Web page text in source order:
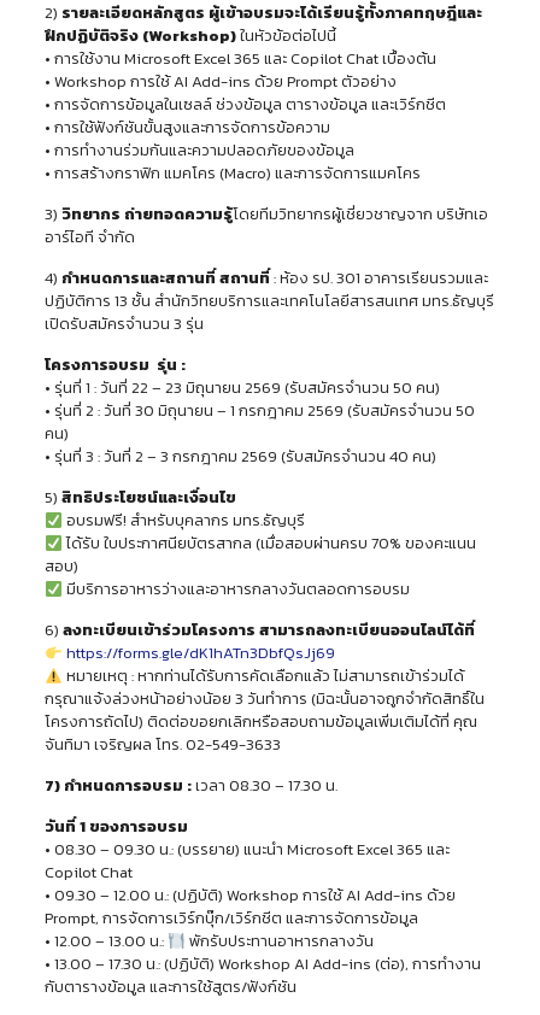
2) รายละเอียดหลักสูตร ผู้เข้าอบรมจะได้เรียนรู้ทั้งภาคทฤษฎีและ
ฝึกปฏิบัติจริง (Workshop)ในหัวข้อต่อไปนี้
• การใช้งาน Microsoft Excel 365 และ Copilot Chat เบื้องต้น
• Workshop การใช้ AI Add-ins ด้วย Prompt ตัวอย่าง
• การจัดการข้อมูลในเซลล์ ช่วงข้อมูล ตารางข้อมูล และเวิร์กชีต
• การใช้ฟังก์ชันขั้นสูงและการจัดการข้อความ
• การทำงานร่วมกันและความปลอดภัยของข้อมูล
• การสร้างกราฟิก แมคโคร (Macro) และการจัดการแมคโคร
3) วิทยากร ถ่ายทอดความรู้โดยทีมวิทยากรผู้เชี่ยวชาญจาก บริษัทเอ
อาร์ไอที จำกัด
4) กำหนดการและสถานที่ สถานที่ : ห้อง รป. 301 อาคารเรียนรวมและ
ปฏิบัติการ 13 ชั้น สำนักวิทยบริการและเทคโนโลยีสารสนเทศ มทร.ธัญบุรี
เปิดรับสมัครจำนวน 3 รุ่น
โครงการอบรม รุ่น :
• รุ่นที่ 1 : วันที่ 22 – 23 มิถุนายน 2569 (รับสมัครจำนวน 50 คน)
• รุ่นที่ 2 : วันที่ 30 มิถุนายน – 1 กรกฎาคม 2569 (รับสมัครจำนวน 50
คน)
• รุ่นที่ 3 : วันที่ 2 – 3 กรกฎาคม 2569 (รับสมัครจำนวน 40 คน)
5) สิทธิประโยชน์และเงื่อนไข
อบรมฟรี! สำหรับบุคลากร มทร.ธัญบุรี
ได้รับ ใบประกาศนียบัตรสากล (เมื่อสอบผ่านครบ 70% ของคะแนน
สอบ)
มีบริการอาหารว่างและอาหารกลางวันตลอดการอบรม
6) ลงทะเบียนเข้าร่วมโครงการ สามารถลงทะเบียนออนไลน์ได้ที่
https://forms.gle/dK1hATn3DbfQsJj69
หมายเหตุ : หากท่านได้รับการคัดเลือกแล้ว ไม่สามารถเข้าร่วมได้
กรุณาแจ้งล่วงหน้าอย่างน้อย 3 วันทำการ (มิฉะนั้นอาจถูกจำกัดสิทธิ์ใน
โครงการถัดไป) ติดต่อขอยกเลิกหรือสอบถามข้อมูลเพิ่มเติมได้ที่ คุณ
จันทิมา เจริญผล โทร. 02-549-3633
7) กำหนดการอบรม :เวลา 08.30 – 17.30 น.
วันที่ 1 ของการอบรม
• 08.30 – 09.30 น.: (บรรยาย) แนะนำ Microsoft Excel 365 และ
Copilot Chat
• 09.30 – 12.00 น.: (ปฏิบัติ) Workshop การใช้ AI Add-ins ด้วย
Prompt, การจัดการเวิร์กบุ๊ก/เวิร์กชีต และการจัดการข้อมูล
• 12.00 – 13.00 น.:
พักรับประทานอาหารกลางวัน
• 13.00 – 17.30 น.: (ปฏิบัติ) Workshop AI Add-ins (ต่อ), การทำงาน
กับตารางข้อมูล และการใช้สูตร/ฟังก์ชัน